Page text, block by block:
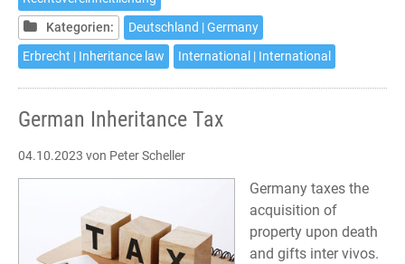
Kategorien:
Deutschland | Germany
Erbrecht | Inheritance law
International | International
German Inheritance Tax
04.10.2023 von Peter Scheller
Germany taxes the
acquisition of
property upon death
and gifts inter vivos.